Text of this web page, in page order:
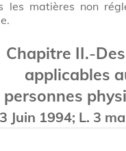
les matières non
Chapitre II.-
applicables
personnes
Juin 1994; L. 3